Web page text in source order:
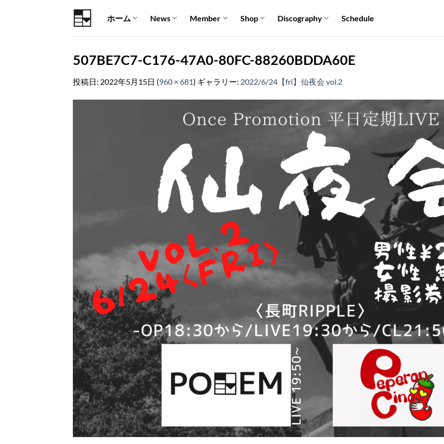
ホーム News Member Shop Discography Schedule
507BE7C7-C176-47A0-80FC-88260BDDA60E
投稿日: 2022年5月15日 (960 × 681) ギャラリー: 2022/6/24【fri】仙夜会 vol.2